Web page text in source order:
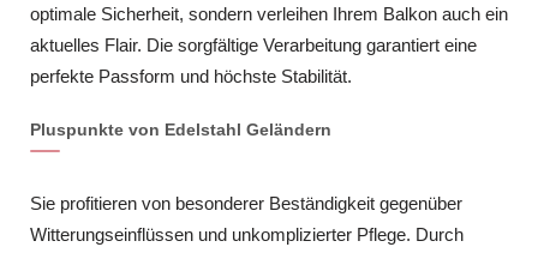
optimale Sicherheit, sondern verleihen Ihrem Balkon auch ein
aktuelles Flair. Die sorgfältige Verarbeitung garantiert eine
perfekte Passform und höchste Stabilität.
Pluspunkte von Edelstahl Geländern
Sie profitieren von besonderer Beständigkeit gegenüber
Witterungseinflüssen und unkomplizierter Pflege. Durch